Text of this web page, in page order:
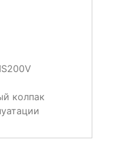
колпак